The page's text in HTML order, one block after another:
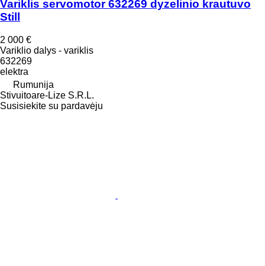
Variklis servomotor 632269 dyzelinio krautuvo
Still
2 000 €
Variklio dalys - variklis
632269
elektra
Rumunija
Stivuitoare-Lize S.R.L.
Susisiekite su pardavėju